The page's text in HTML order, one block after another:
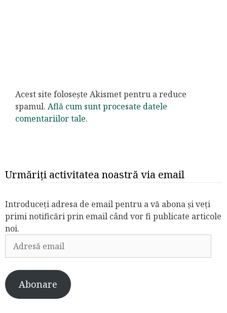
Acest site folosește Akismet pentru a reduce
spamul. Află cum sunt procesate datele
comentariilor tale.
Urmăriți activitatea noastră via email
Introduceți adresa de email pentru a vă abona și veți
primi notificări prin email când vor fi publicate articole
noi.
Adresă
email
Abonare